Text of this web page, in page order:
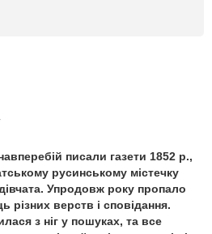
писали газети 1852 р.,
русинському містечку
Упродовж року пропало
різних верств і сповідання.
з ніг у пошуках, та все